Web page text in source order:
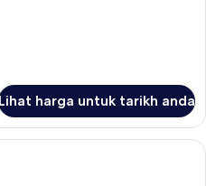
harga untuk tarikh anda
Villa, Garden View | Peralatan